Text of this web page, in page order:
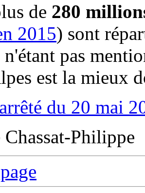
de 280
2015) sont
n'étant pas
est la mieux
arrêté du 20 mai
Philippe